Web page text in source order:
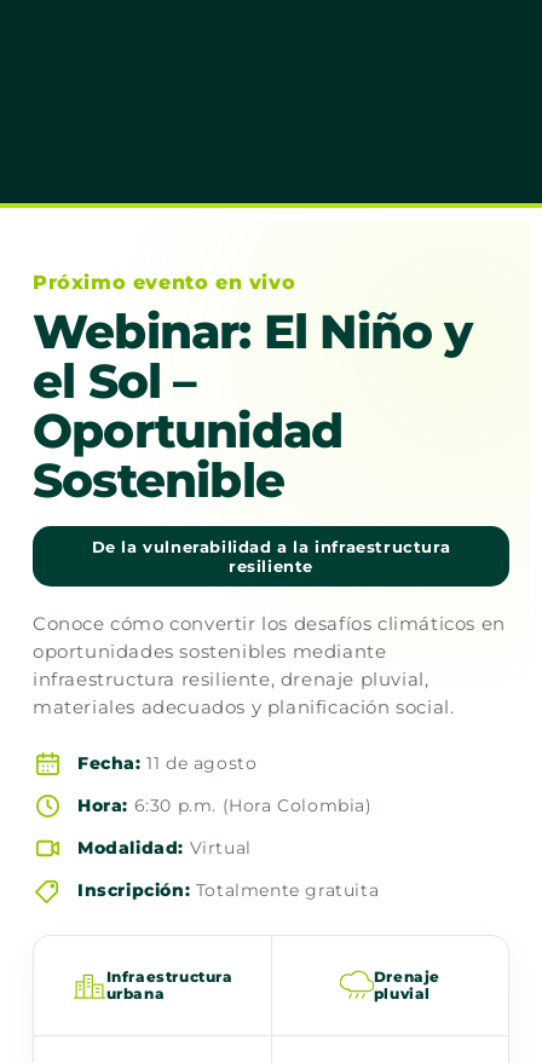
Próximo evento en vivo
Webinar: El Niño y
el Sol –
Oportunidad
Sostenible
De la vulnerabilidad a la infraestructura
resiliente
Conoce cómo convertir los desafíos climáticos en
oportunidades sostenibles mediante
infraestructura resiliente, drenaje pluvial,
materiales adecuados y planificación social.
Fecha: 11 de agosto
Hora: 6:30 p.m. (Hora Colombia)
Modalidad: Virtual
Inscripción: Totalmente gratuita
Infraestructura
urbana
Drenaje
pluvial